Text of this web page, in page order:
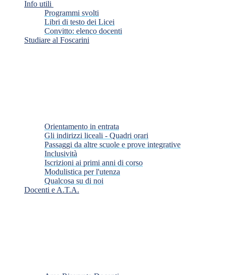
Info utili
Programmi svolti
Libri di testo dei Licei
Convitto: elenco docenti
Studiare al Foscarini
Orientamento in entrata
Gli indirizzi liceali - Quadri orari
Passaggi da altre scuole e prove integrative
Inclusività
Iscrizioni ai primi anni di corso
Modulistica per l'utenza
Qualcosa su di noi
Docenti e A.T.A.